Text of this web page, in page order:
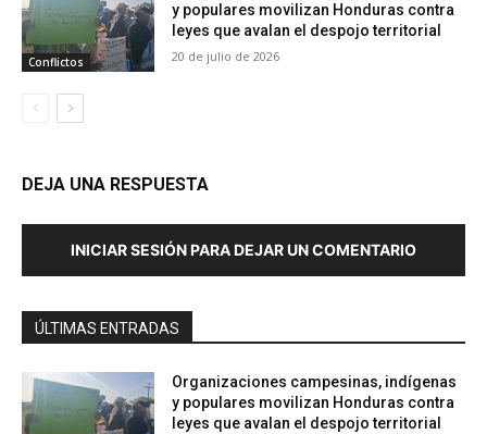
Conflictos
y populares movilizan Honduras contra
leyes que avalan el despojo territorial
20 de julio de 2026
DEJA UNA RESPUESTA
INICIAR SESIÓN PARA DEJAR UN COMENTARIO
ÚLTIMAS ENTRADAS
Organizaciones campesinas, indígenas
y populares movilizan Honduras contra
leyes que avalan el despojo territorial